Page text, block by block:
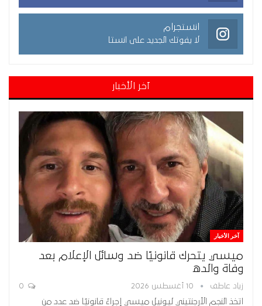
انستجرام
لا يفوتك الجديد على انستا
آخر الأخبار
آخر الأخبار
ميسي يتحرك قانونيًا ضد وسائل الإعلام بعد
وفاة والده
زياد عاطف 10 أغسطس 2026
اتخذ النجم الأرجنتيني ليونيل ميسي إجراءً قانونيًا ضد عدد من